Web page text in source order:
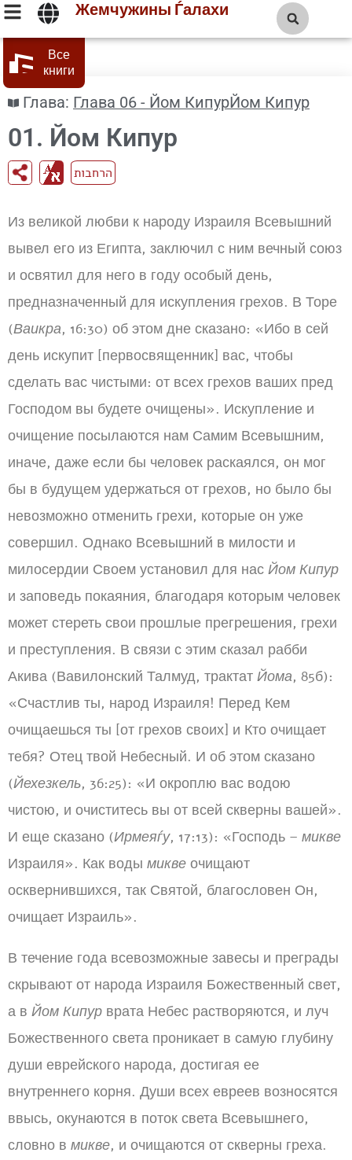
Жемчужины Ѓалахи
Все
книги
Глава: Глава 06 - Йом КипурЙом Кипур
01. Йом Кипур
הרחבות
Из великой любви к народу Израиля Всевышний
вывел его из Египта, заключил с ним вечный союз
и освятил для него в году особый день,
предназначенный для искупления грехов. В Торе
(Ваикра, 16:30) об этом дне сказано: «Ибо в сей
день искупит [первосвященник] вас, чтобы
сделать вас чистыми: от всех грехов ваших пред
Господом вы будете очищены». Искупление и
очищение посылаются нам Самим Всевышним,
иначе, даже если бы человек раскаялся, он мог
бы в будущем удержаться от грехов, но было бы
невозможно отменить грехи, которые он уже
совершил. Однако Всевышний в милости и
милосердии Своем установил для нас Йом Кипур
и заповедь покаяния, благодаря которым человек
может стереть свои прошлые прегрешения, грехи
и преступления. В связи с этим сказал рабби
Акива (Вавилонский Талмуд, трактат Йома, 85б):
«Счастлив ты, народ Израиля! Перед Кем
очищаешься ты [от грехов своих] и Кто очищает
тебя? Отец твой Небесный. И об этом сказано
(Йехезкель, 36:25): «И окроплю вас водою
чистою, и очиститесь вы от всей скверны вашей».
И еще сказано (Ирмеяѓу, 17:13): «Господь – микве
Израиля». Как воды микве очищают
осквернившихся, так Святой, благословен Он,
очищает Израиль».
В течение года всевозможные завесы и преграды
скрывают от народа Израиля Божественный свет,
а в Йом Кипур врата Небес растворяются, и луч
Божественного света проникает в самую глубину
души еврейского народа, достигая ее
внутреннего корня. Души всех евреев возносятся
ввысь, окунаются в поток света Всевышнего,
словно в микве, и очищаются от скверны греха.